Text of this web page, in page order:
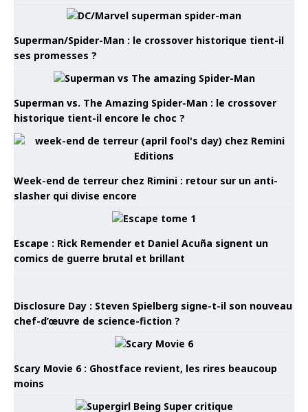
Superman/Spider-Man : le crossover historique tient-il
ses promesses ?
Superman vs. The Amazing Spider-Man : le crossover
historique tient-il encore le choc ?
Week-end de terreur chez Rimini : retour sur un anti-
slasher qui divise encore
Escape : Rick Remender et Daniel Acuña signent un
comics de guerre brutal et brillant
Disclosure Day : Steven Spielberg signe-t-il son nouveau
chef-d’œuvre de science-fiction ?
Scary Movie 6 : Ghostface revient, les rires beaucoup
moins